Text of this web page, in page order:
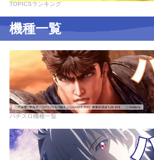
TOPICSランキング
機種一覧
パチスロ機種一覧